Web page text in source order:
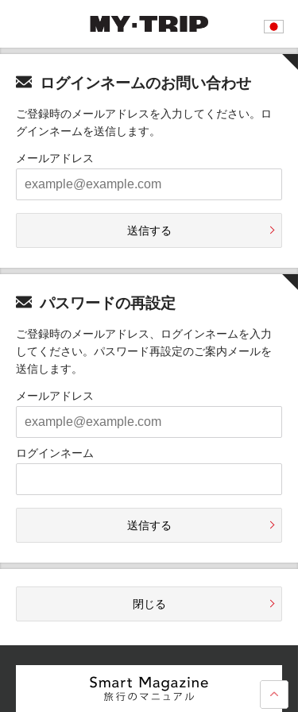
ログインネームのお問い合わせ
ご登録時のメールアドレスを入力してください。ロ
グインネームを送信します。
メールアドレス
送信する
パスワードの再設定
ご登録時のメールアドレス、ログインネームを入力
してください。パスワード再設定のご案内メールを
送信します。
メールアドレス
ログインネーム
送信する
閉じる